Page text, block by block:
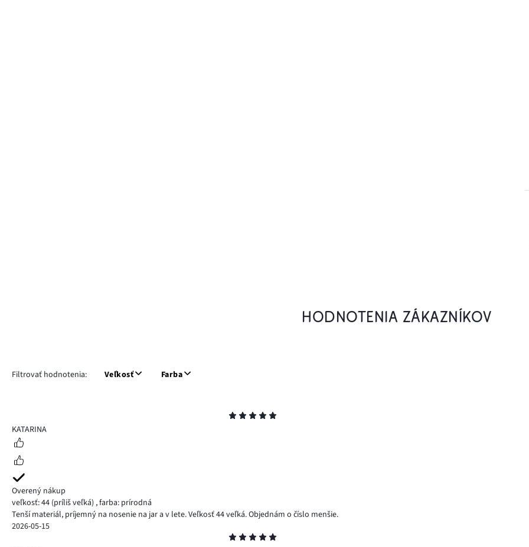
HODNOTENIA ZÁKAZNÍKOV
Filtrovať hodnotenia: Veľkosť Farba
5
KATARINA
Overený nákup
veľkosť: 44 (príliš veľká) ,farba: prírodná
Tenší materiál, príjemný na nosenie na jar a v lete. Veľkosť 44 veľká. Objednám o číslo menšie.
2026-05-15